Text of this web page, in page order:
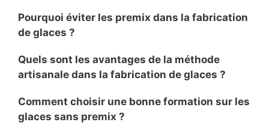
Pourquoi éviter les premix dans la fabrication
de glaces ?
Quels sont les avantages de la méthode
artisanale dans la fabrication de glaces ?
Comment choisir une bonne formation sur les
glaces sans premix ?